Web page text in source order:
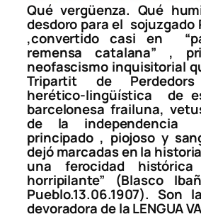
Qué vergüenza. Qué
desdoro para el sojuzgado
,convertido casi en
remensa catalana” ,
neofascismo inquisitorial
Tripartit de
herético-lingüística de
barcelonesa frailuna,
de la independencia
principado , piojoso y
dejó marcadas en la
una ferocidad
horripilante” (Blasco
Pueblo.13.06.1907). Son
devoradora de la LENGUA